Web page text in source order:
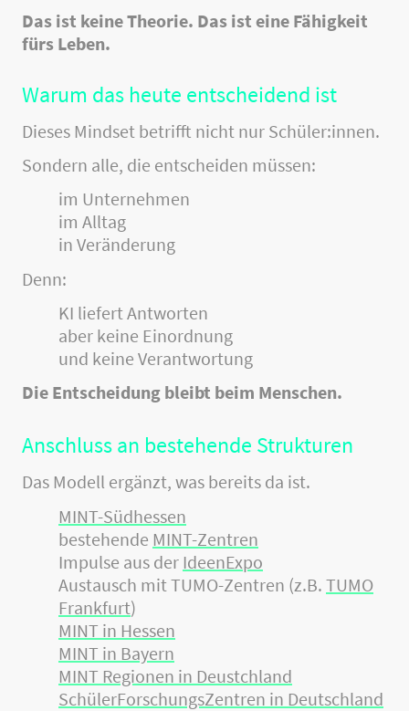
Das ist keine Theorie. Das ist eine Fähigkeit
fürs Leben.
Warum das heute entscheidend ist
Dieses Mindset betrifft nicht nur Schüler:innen.
Sondern alle, die entscheiden müssen:
im Unternehmen
im Alltag
in Veränderung
Denn:
KI liefert Antworten
aber keine Einordnung
und keine Verantwortung
Die Entscheidung bleibt beim Menschen.
Anschluss an bestehende Strukturen
Das Modell ergänzt, was bereits da ist.
MINT-Südhessen
bestehende MINT-Zentren
Impulse aus der IdeenExpo
Austausch mit TUMO-Zentren (z.B. TUMO
Frankfurt)
MINT in Hessen
MINT in Bayern
MINT Regionen in Deustchland
SchülerForschungsZentren in Deutschland